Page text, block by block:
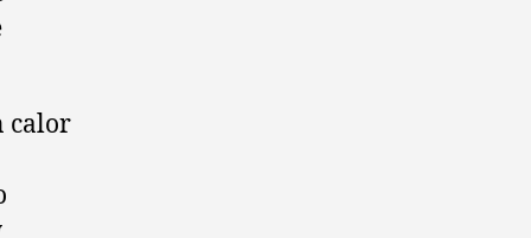
calor